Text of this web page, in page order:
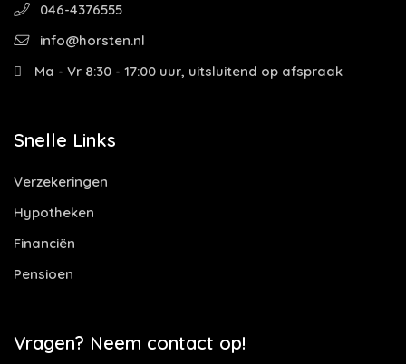
046-4376555
info@horsten.nl
Ma - Vr 8:30 - 17:00 uur, uitsluitend op afspraak
Snelle Links
Verzekeringen
Hypotheken
Financiën
Pensioen
Vragen? Neem contact op!